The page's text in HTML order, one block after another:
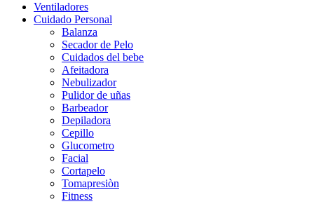
Ventiladores
Cuidado Personal
Balanza
Secador de Pelo
Cuidados del bebe
Afeitadora
Nebulizador
Pulidor de uñas
Barbeador
Depiladora
Cepillo
Glucometro
Facial
Cortapelo
Tomapresiòn
Fitness